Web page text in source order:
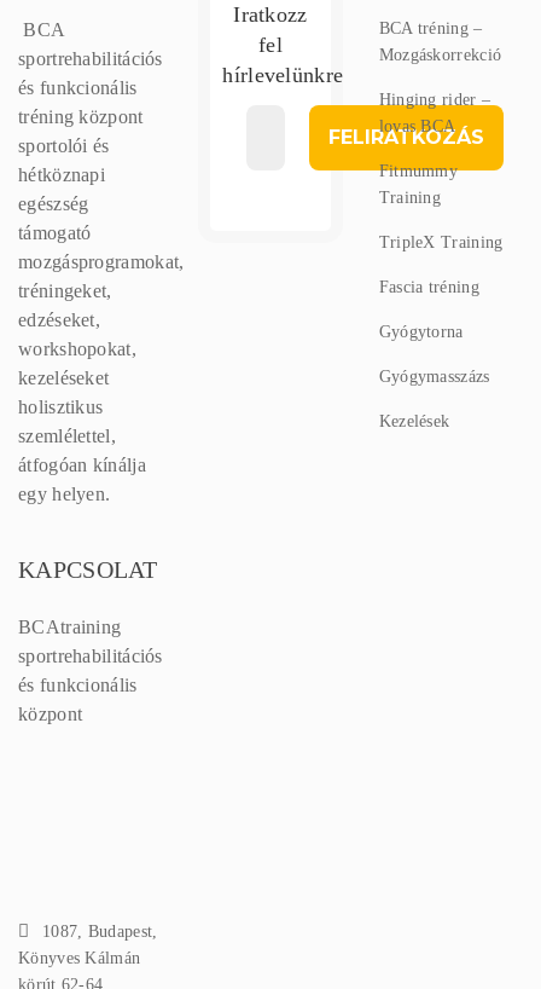
BCA
sportrehabilitációs
és funkcionális
tréning központ
sportolói és
hétköznapi
egészség
támogató
mozgásprogramokat,
tréningeket,
edzéseket,
workshopokat,
kezeléseket
holisztikus
szemlélettel,
átfogóan kínálja
egy helyen.
Iratkozz
fel
hírlevelünkre
BCA tréning –
Mozgáskorrekció
Hinging rider –
lovas BCA
Fitmummy
Training
TripleX Training
Fascia tréning
Gyógytorna
Gyógymasszázs
Kezelések
KAPCSOLAT
BCAtraining
sportrehabilitációs
és funkcionális
központ
1087, Budapest,
Könyves Kálmán
körút 62-64.